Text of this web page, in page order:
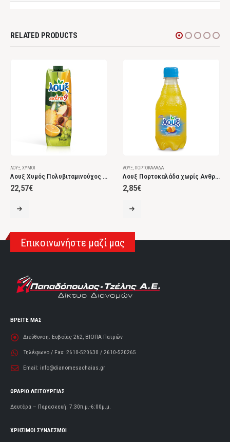
RELATED PRODUCTS
ΛΟΎΞ ΧΥΜΟΊ
Λουξ Χυμός Πολυβιταμινούχος Extra9 1lt
22,57€
ΛΟΎΞ ΠΟΡΤΟΚΑΛΆΔΑ
Λουξ Πορτοκαλάδα χωρίς Ανθρακικό 330ml (5+1τεμ)
2,85€
Επικοινωνήστε μαζί μας
ΒΡΕΙΤΕ ΜΑΣ
Διεύθυνση: Ευβοίας 262, ΒΙΟΠΑ Πατρών
Τηλέφωνο / Fax: 2610-520630 / 2610-520265
Email: info@dianomesachaias.gr
ΩΡΑΡΙΟ ΛΕΙΤΟΥΡΓΙΑΣ
Δευτέρα – Παρασκευή: 7:30π.μ.-6:00μ.μ.
ΧΡΗΣΙΜΟΙ ΣΥΝΔΕΣΜΟΙ